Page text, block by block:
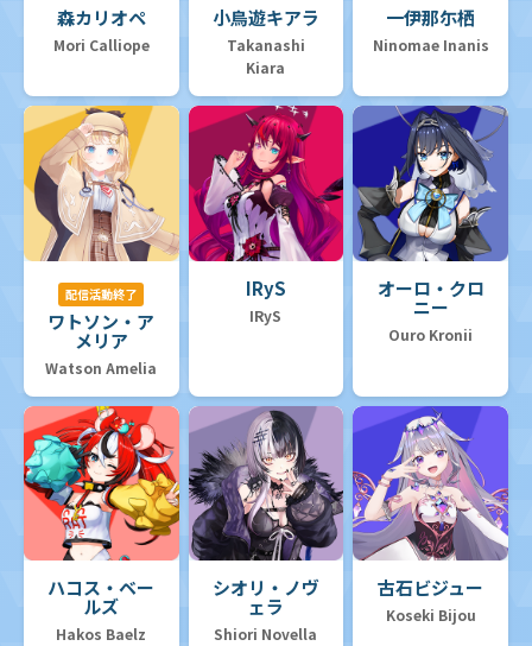
森カリオペ
Mori Calliope
小鳥遊キアラ
Takanashi
Kiara
一伊那尓栖
Ninomae Inanis
配信活動終了
ワトソン・ア
メリア
Watson Amelia
IRyS
IRyS
オーロ・クロ
ニー
Ouro Kronii
ハコス・ベー
ルズ
Hakos Baelz
シオリ・ノヴ
ェラ
Shiori Novella
古石ビジュー
Koseki Bijou